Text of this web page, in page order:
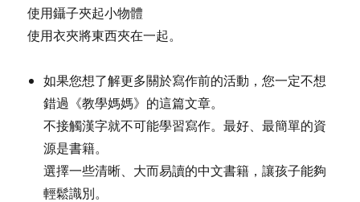
使用鑷子夾起小物體
使用衣夾將東西夾在一起。
如果您想了解更多關於寫作前的活動，您一定不想
錯過《教學媽媽》的這篇文章。
不接觸漢字就不可能學習寫作。最好、最簡單的資
源是書籍。
選擇一些清晰、大而易讀的中文書籍，讓孩子能夠
輕鬆識別。